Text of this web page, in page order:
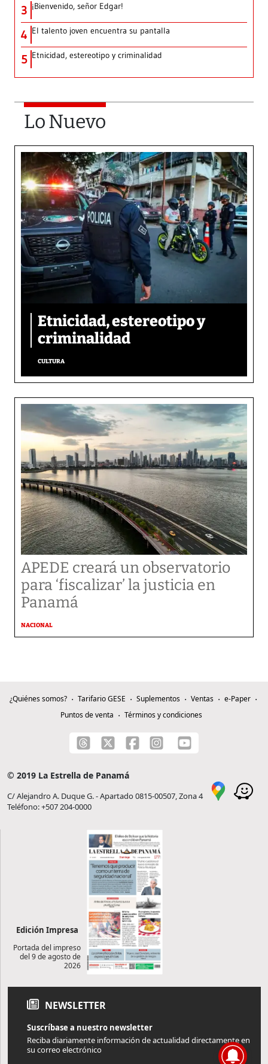
3 ¡Bienvenido, señor Edgar!
4 El talento joven encuentra su pantalla​
5 Etnicidad, estereotipo y criminalidad
Lo Nuevo
Etnicidad, estereotipo y
criminalidad
CULTURA
APEDE creará un observatorio
para ‘fiscalizar’ la justicia en
Panamá
NACIONAL
¿Quiénes somos? Tarifario GESE Suplementos Ventas
e-Paper
Puntos de venta
Términos y condiciones
© 2019 La Estrella de Panamá
C/ Alejandro A. Duque G. - Apartado 0815-00507, Zona 4
Teléfono: +507 204-0000
Edición Impresa
Portada del impreso
del 9 de agosto de
2026
NEWSLETTER
Suscríbase a nuestro newsletter
Reciba diariamente información de actualidad directamente en
su correo electrónico